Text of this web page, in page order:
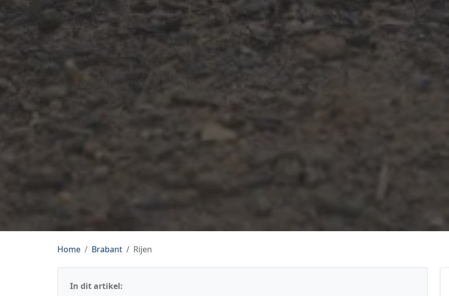
Home Brabant Rijen
In dit artikel: